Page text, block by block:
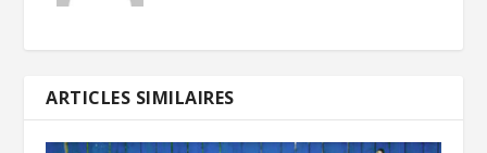
ARTICLES SIMILAIRES